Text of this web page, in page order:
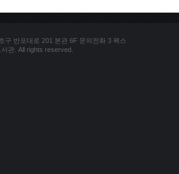
구 반포대로 201 본관 6F 문의전화 3 팩스
관. All rights reserved.